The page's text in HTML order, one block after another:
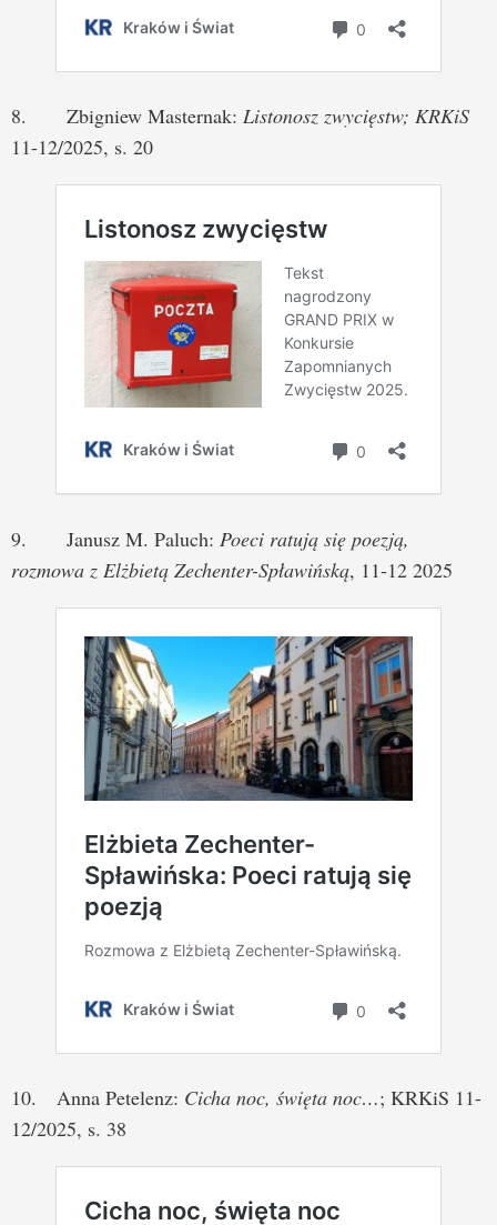
8. Zbigniew Masternak: Listonosz zwycięstw; KRKiS
11-12/2025, s. 20
9. Janusz M. Paluch: Poeci ratują się poezją,
rozmowa z Elżbietą Zechenter-Spławińską, 11-12 2025
10. Anna Petelenz: Cicha noc, święta noc…; KRKiS 11-
12/2025, s. 38